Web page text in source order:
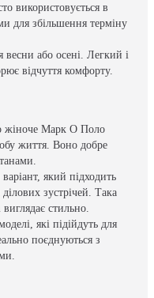
використовується в
для збільшення терміну
або осені. Легкий і
відчуття комфорту.
жіноче Марк О Поло
життя. Воно добре
який підходить
зустрічей. Така
стильно.
які підійдуть для
поєднуються з